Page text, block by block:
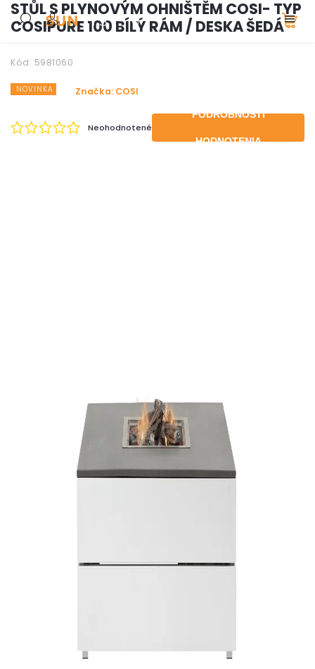
STŮL S PLYNOVÝM OHNIŠTĚM COSI- TYP
COSIPURE 100 BÍLÝ RÁM / DESKA ŠEDÁ
Kód: 5981060
NOVINKA
Neohodnotené
PODROBNOSTI
HODNOTENIA
Značka: COSI